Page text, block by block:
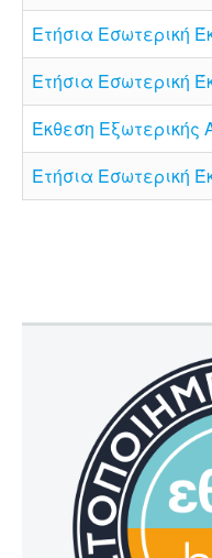
Ετήσια Εσωτερική
Ετήσια Εσωτερική
Έκθεση Εξωτερικής
Ετήσια Εσωτερική